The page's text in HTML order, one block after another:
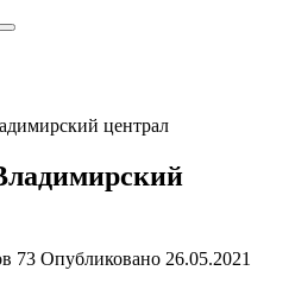
централ
73 Опубликовано 26.05.2021